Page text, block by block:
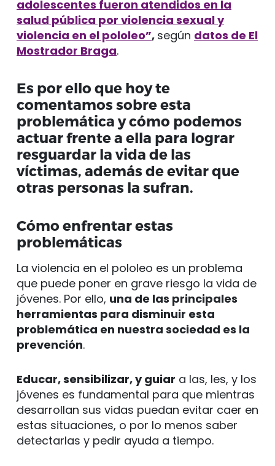
adolescentes fueron atendidos en la
salud pública por violencia sexual y
violencia en el pololeo”, según datos de El
Mostrador Braga.
Es por ello que hoy te
comentamos sobre esta
problemática y cómo podemos
actuar frente a ella para lograr
resguardar la vida de las
víctimas, además de evitar que
otras personas la sufran.
Cómo enfrentar estas
problemáticas
La violencia en el pololeo es un problema
que puede poner en grave riesgo la vida de
jóvenes. Por ello, una de las principales
herramientas para disminuir esta
problemática en nuestra sociedad es la
prevención.
Educar, sensibilizar, y guiar a las, les, y los
jóvenes es fundamental para que mientras
desarrollan sus vidas puedan evitar caer en
estas situaciones, o por lo menos saber
detectarlas y pedir ayuda a tiempo.